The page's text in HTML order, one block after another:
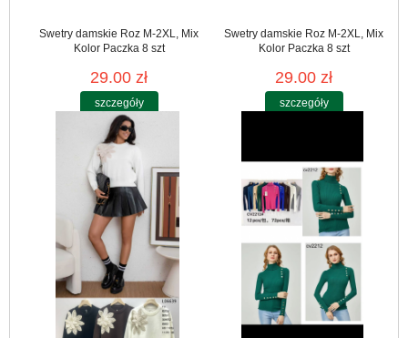
Swetry damskie Roz M-2XL, Mix
Kolor Paczka 8 szt
29.00 zł
szczegóły
Swetry damskie Roz M-2XL, Mix
Kolor Paczka 8 szt
29.00 zł
szczegóły